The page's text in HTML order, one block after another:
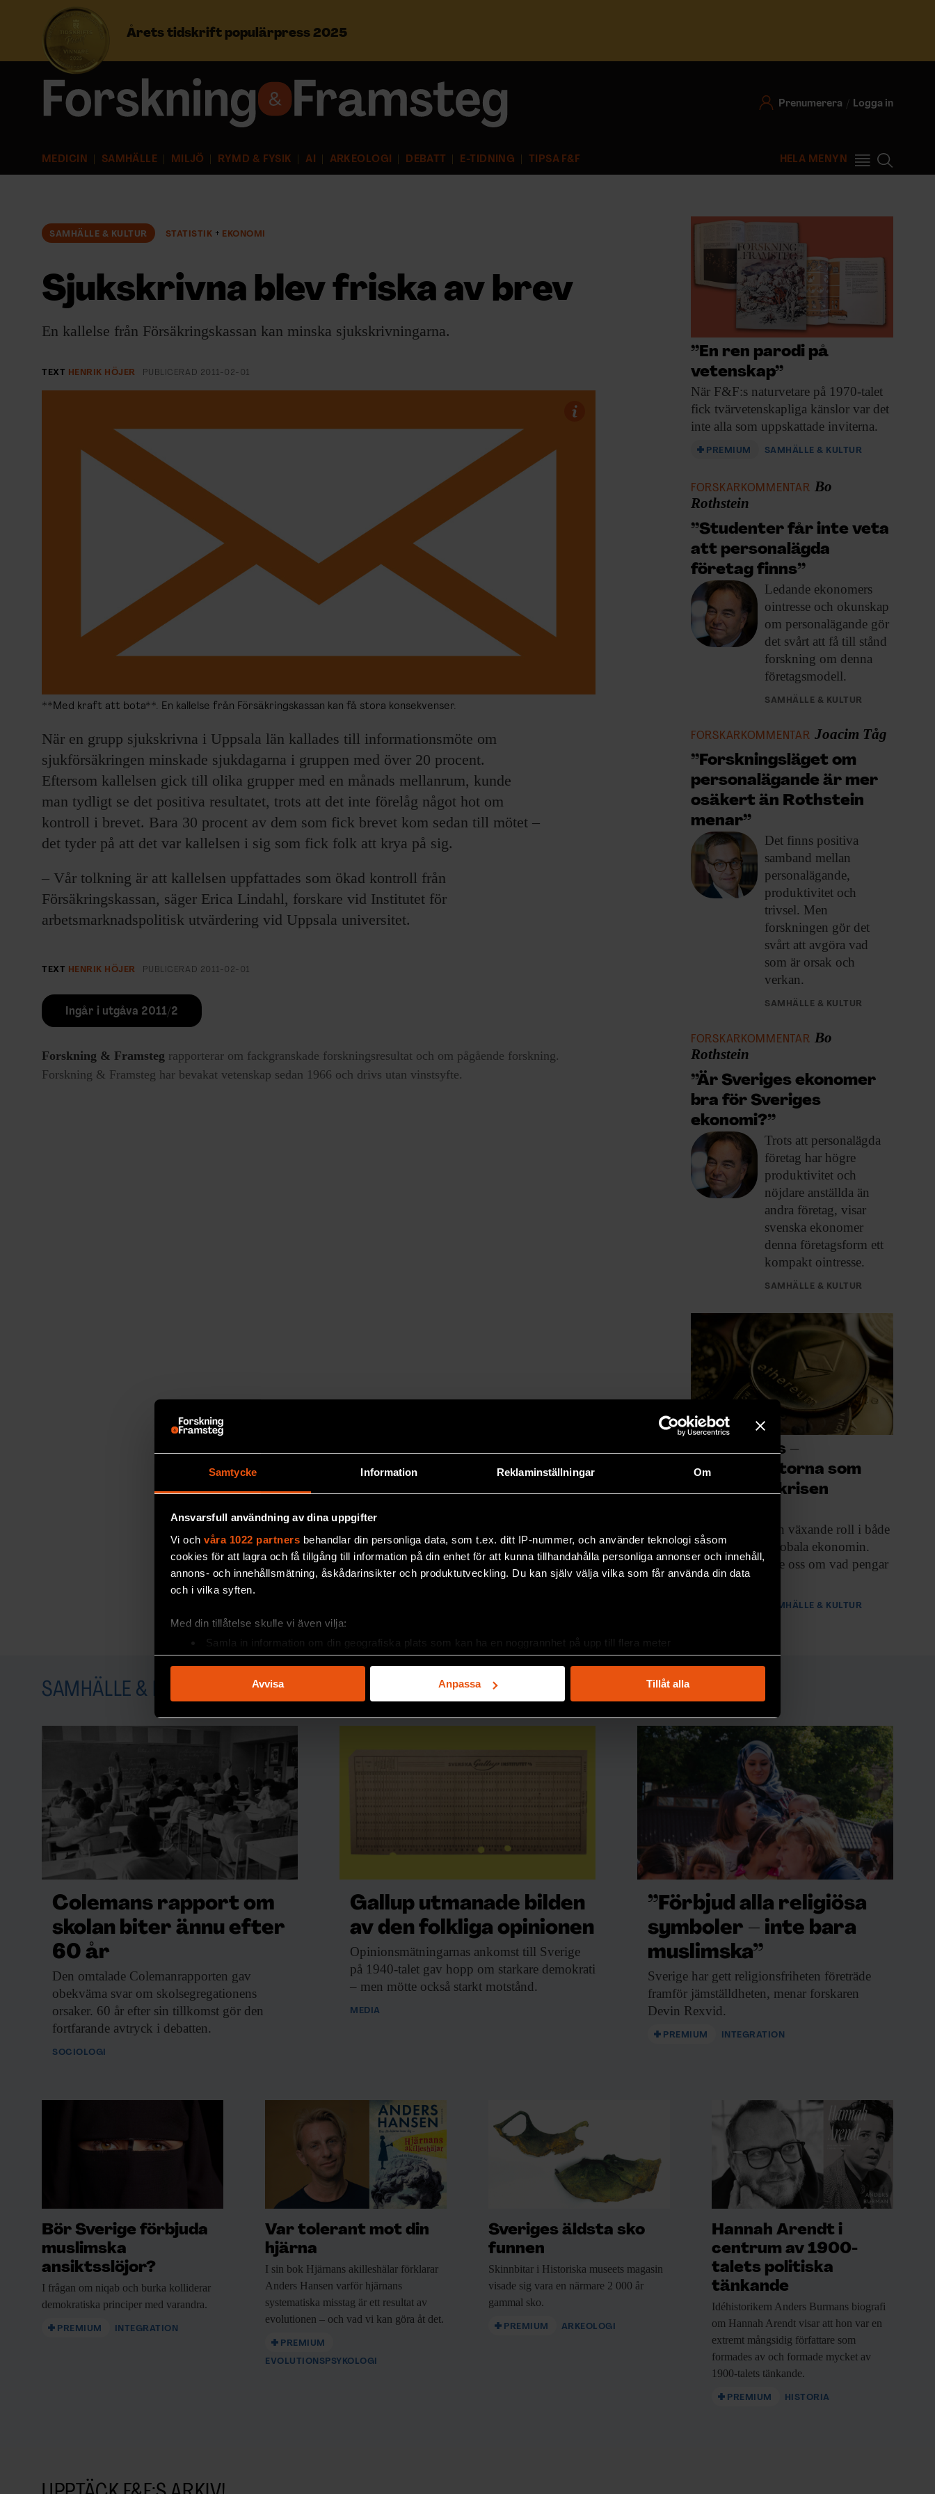
Samtycke Information Reklaminställningar Om
Ansvarsfull användning av dina uppgifter
Vi och våra 1022 partners behandlar din personliga data, som t.ex. ditt IP-nummer, och använder teknologi såsom
cookies för att lagra och få tillgång till information på din enhet för att kunna tillhandahålla personliga annonser och innehåll,
annons- och innehållsmätning, åskådarinsikter och produktutveckling. Du kan själv välja vilka som får använda din data
och i vilka syften.
Med din tillåtelse skulle vi även vilja:
Samla in information om din geografiska plats som kan ha en noggrannhet på upp till flera meter
Identifiera din enhet genom att aktivt skanna den för specifika kännetecken (fingeravtryck)
Ta reda på mer om hur dina personliga uppgifter behandlas och ställ in dina preferenser i
detaljsektionen. Du kan ändra
Vi använder enhetsidentifierare för att anpassa innehållet och annonserna till användarna, tillhandahålla funktioner för
sociala medier och analysera vår trafik. Vi vidarebefordrar även sådana identifierare och annan information från din enhet
till de sociala medier och annons- och analysföretag som vi samarbetar med. Dessa kan i sin tur kombinera informationen
med annan information som du har tillhandahållit eller som de har samlat in när du har använt deras tjänster.
Avvisa Anpassa Tillåt alla
Årets tidskrift populärpress 2025
Prenumerera Logga in
MEDICIN SAMHÄLLE MILJÖ RYMD & FYSIK AI ARKEOLOGI DEBATT E-TIDNING TIPSA F&F HELA MENYN
r
Prenumerera
NYHETSBREV
ARKIV & E-TIDNING
LYSSNA/PODD
EVENEMANG & RESOR
SKRIV I F&F
PRENUMERERA PÅ F&F
ANNONSERA I F&F
SAMHÄLLE & KULTUR STATISTIK EKONOMI
Sjukskrivna blev friska av brev
En kallelse från Försäkringskassan kan minska sjukskrivningarna.
TEXT HENRIK HÖJER PUBLICERAD 2011-02-01
**Med kraft att bota**. En kallelse från Försäkringskassan kan få stora konsekvenser.
När en grupp sjukskrivna i Uppsala län kallades till informationsmöte om
sjukförsäkringen minskade sjukdagarna i gruppen med över 20 procent.
Eftersom kallelsen gick till olika grupper med en månads mellanrum, kunde
man tydligt se det positiva resultatet, trots att det inte förelåg något hot om
kontroll i brevet. Bara 30 procent av dem som fick brevet kom sedan till mötet –
det tyder på att det var kallelsen i sig som fick folk att krya på sig.
– Vår tolkning är att kallelsen uppfattades som ökad kontroll från
Försäkringskassan, säger Erica Lindahl, forskare vid Institutet för
arbetsmarknadspolitisk utvärdering vid Uppsala universitet.
TEXT HENRIK HÖJER PUBLICERAD 2011-02-01
Ingår i utgåva 2011/2
Forskning & Framsteg rapporterar om fackgranskade forskningsresultat och om pågående forskning.
Forskning & Framsteg har bevakat vetenskap sedan 1966 och drivs utan vinstsyfte.
”En ren parodi på
vetenskap”
När F&F:s naturvetare på 1970-talet
fick tvärvetenskapliga känslor var det
inte alla som uppskattade inviterna.
PREMIUM SAMHÄLLE & KULTUR
FORSKARKOMMENTAR Bo
Rothstein
”Studenter får inte veta
att personalägda
företag finns”
Ledande ekonomers
ointresse och okunskap
om personalägande gör
det svårt att få till stånd
forskning om denna
företagsmodell.
SAMHÄLLE & KULTUR
FORSKARKOMMENTAR Joacim Tåg
”Forskningsläget om
personalägande är mer
osäkert än Rothstein
menar”
Det finns positiva
samband mellan
personalägande,
produktivitet och
trivsel. Men
forskningen gör det
svårt att avgöra vad
som är orsak och
verkan.
SAMHÄLLE & KULTUR
FORSKARKOMMENTAR Bo
Rothstein
”Är Sveriges ekonomer
bra för Sveriges
ekonomi?”
Trots att personalägda
företag har högre
produktivitet och
nöjdare anställda än
andra företag, visar
svenska ekonomer
denna företagsform ett
kompakt ointresse.
SAMHÄLLE & KULTUR
Stablecoins –
kryptovalutorna som
lockar när krisen
Stablecoins får en växande roll i både
kriser och den globala ekonomin.
Men vad säger de oss om vad pengar
egentligen är?
SAMHÄLLE & KULTUR
SAMHÄLLE & KULTUR
Colemans rapport om
skolan biter ännu efter
60 år
Den omtalade Colemanrapporten gav
obekväma svar om skolsegregationens
orsaker. 60 år efter sin tillkomst gör den
fortfarande avtryck i debatten.
SOCIOLOGI
Gallup utmanade bilden
av den folkliga opinionen
Opinionsmätningarnas ankomst till Sverige
på 1940-talet gav hopp om starkare demokrati
– men mötte också starkt motstånd.
MEDIA
”Förbjud alla religiösa
symboler – inte bara
muslimska”
Sverige har gett religionsfriheten företräde
framför jämställdheten, menar forskaren
Devin Rexvid.
PREMIUM INTEGRATION
Bör Sverige förbjuda
muslimska
ansiktsslöjor?
I frågan om niqab och burka kolliderar
demokratiska principer med varandra.
PREMIUM INTEGRATION
Var tolerant mot din
hjärna
I sin bok Hjärnans akilleshälar förklarar
Anders Hansen varför hjärnans
systematiska misstag är ett resultat av
evolutionen – och vad vi kan göra åt det.
PREMIUM
EVOLUTIONSPSYKOLOGI
Sveriges äldsta sko
funnen
Skinnbitar i Historiska museets magasin
visade sig vara en närmare 2 000 år
gammal sko.
PREMIUM ARKEOLOGI
Hannah Arendt i
centrum av 1900-
talets politiska
tänkande
Idéhistorikern Anders Burmans biografi
om Hannah Arendt visar att hon var en
extremt mångsidig författare som
formades av och formade mycket av
1900-talets tänkande.
PREMIUM HISTORIA